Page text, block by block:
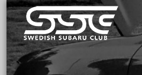
Skip
to
content
Swedish Subaru Club
För oss som älskar Subaru!